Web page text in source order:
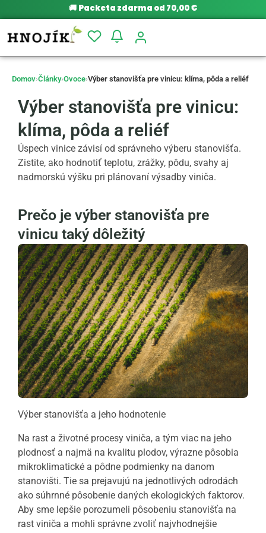
🚚 Packeta zdarma od 70,00 €
Domov›Články›Ovoce›Výber stanovišťa pre vinicu: klíma, pôda a reliéf
Výber stanovišťa pre vinicu:
klíma, pôda a reliéf
Úspech vinice závisí od správneho výberu stanovišťa.
Zistite, ako hodnotiť teplotu, zrážky, pôdu, svahy aj
nadmorskú výšku pri plánovaní výsadby viniča.
Prečo je výber stanovišťa pre
vinicu taký dôležitý
Výber stanovišťa a jeho hodnotenie
Na rast a životné procesy viniča, a tým viac na jeho
plodnosť a najmä na kvalitu plodov, výrazne pôsobia
mikroklimatické a pôdne podmienky na danom
stanovišti. Tie sa prejavujú na jednotlivých odrodách
ako súhrnné pôsobenie daných ekologických faktorov.
Aby sme lepšie porozumeli pôsobeniu stanovišťa na
rast viniča a mohli správne zvoliť najvhodnejšie